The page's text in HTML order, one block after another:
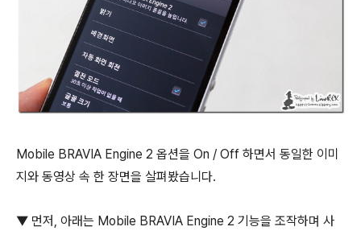
Mobile BRAVIA Engine 2 옵션을 On / Off 하면서 동일한 이미
지와 동영상 속 한 장면을 살펴봤습니다.
▼ 먼저, 아래는 Mobile BRAVIA Engine 2 기능을 조작하며 사